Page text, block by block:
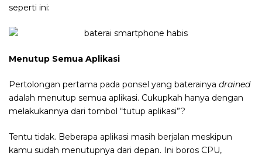
seperti ini:
Menutup Semua Aplikasi
Pertolongan pertama pada ponsel yang baterainya drained
adalah menutup semua aplikasi. Cukupkah hanya dengan
melakukannya dari tombol “tutup aplikasi”?
Tentu tidak. Beberapa aplikasi masih berjalan meskipun
kamu sudah menutupnya dari depan. Ini boros CPU,